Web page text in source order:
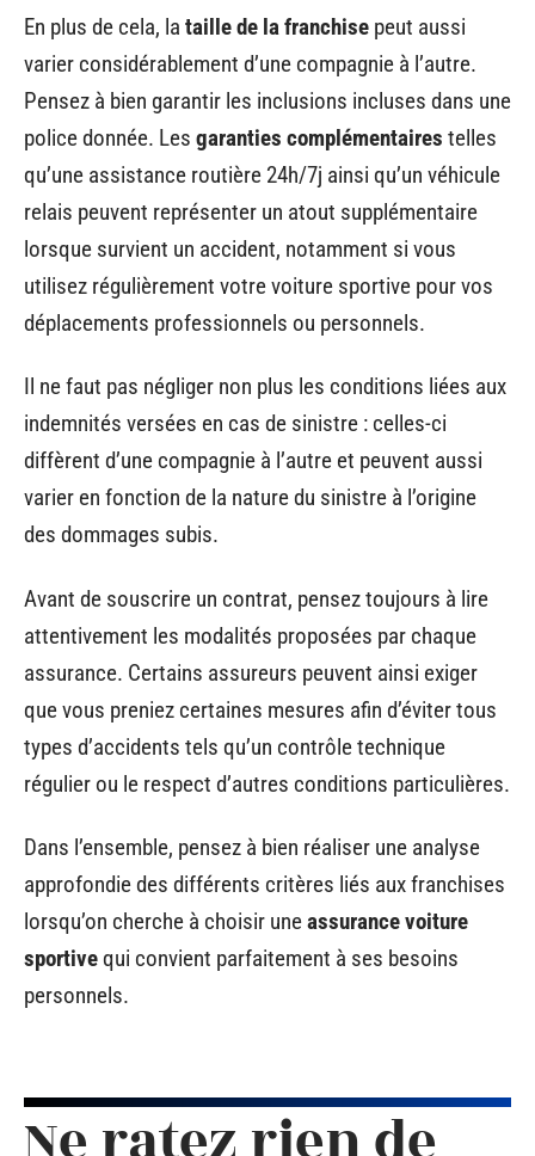
En plus de cela, la taille de la franchise peut aussi
varier considérablement d’une compagnie à l’autre.
Pensez à bien garantir les inclusions incluses dans une
police donnée. Les garanties complémentaires telles
qu’une assistance routière 24h/7j ainsi qu’un véhicule
relais peuvent représenter un atout supplémentaire
lorsque survient un accident, notamment si vous
utilisez régulièrement votre voiture sportive pour vos
déplacements professionnels ou personnels.
Il ne faut pas négliger non plus les conditions liées aux
indemnités versées en cas de sinistre : celles-ci
diffèrent d’une compagnie à l’autre et peuvent aussi
varier en fonction de la nature du sinistre à l’origine
des dommages subis.
Avant de souscrire un contrat, pensez toujours à lire
attentivement les modalités proposées par chaque
assurance. Certains assureurs peuvent ainsi exiger
que vous preniez certaines mesures afin d’éviter tous
types d’accidents tels qu’un contrôle technique
régulier ou le respect d’autres conditions particulières.
Dans l’ensemble, pensez à bien réaliser une analyse
approfondie des différents critères liés aux franchises
lorsqu’on cherche à choisir uneassurance voiture
sportivequi convient parfaitement à ses besoins
personnels.